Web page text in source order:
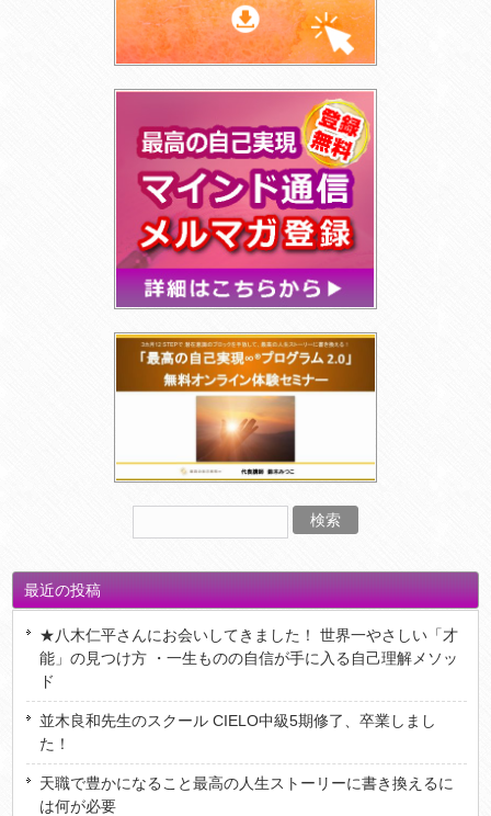
最近の投稿
★八木仁平さんにお会いしてきました！ 世界一やさしい「才
能」の見つけ方 ・一生ものの自信が手に入る自己理解メソッ
ド
並木良和先生のスクール CIELO中級5期修了、卒業しまし
た！
天職で豊かになること最高の人生ストーリーに書き換えるに
は何が必要